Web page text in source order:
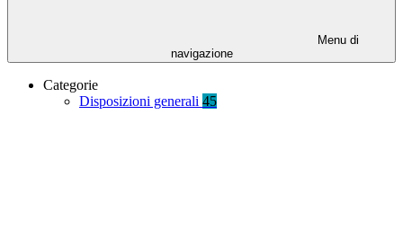
Menu di
navigazione
Categorie
Disposizioni generali 45